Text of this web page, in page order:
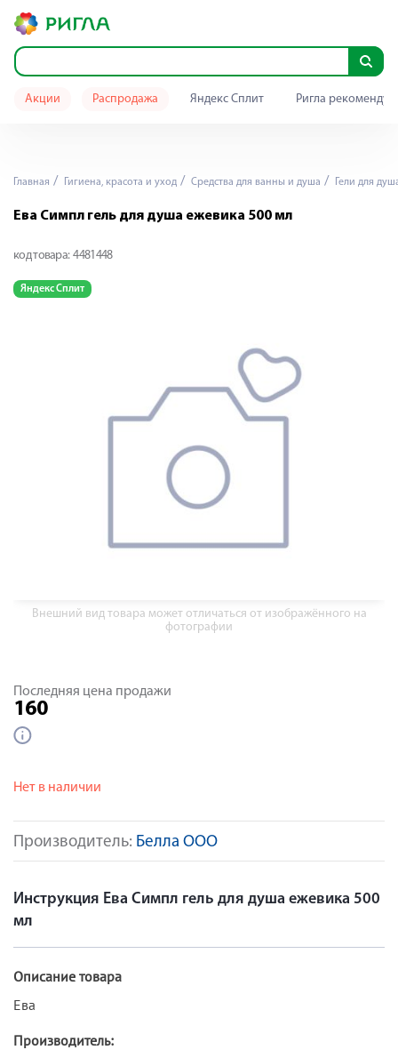
Акции Распродажа Яндекс Сплит Ригла
Главная Гигиена, красота и уход Средства для ванны и душа Гели для
Ева Симпл гель для душа ежевика 500 мл
код товара: 4481448
Яндекс Сплит
Внешний вид товара может отличаться от изображённого на
фотографии
Производитель: Белла ООО
Последняя цена продажи
160
Нет в наличии
Инструкция Ева Симпл гель для душа ежевика 500
мл
Описание товара
Ева
Производитель: